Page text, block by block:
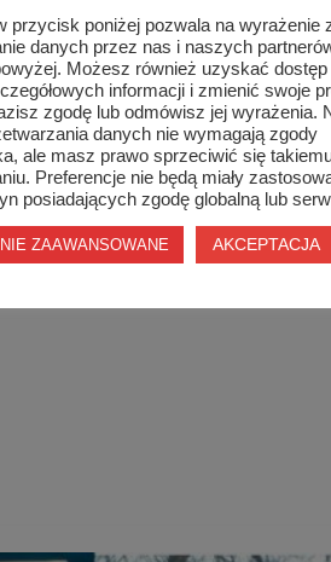
przycisk poniżej pozwala na wyrażenie
danych przez nas i naszych
Możesz również uzyskać dostęp
informacji i zmienić swoje
zgodę lub odmówisz jej wyrażenia.
danych nie wymagają zgody
ale masz prawo sprzeciwić się
Preferencje nie będą miały
posiadających zgodę globalną lub
ZAAWANSOWANE AKCEPTACJA